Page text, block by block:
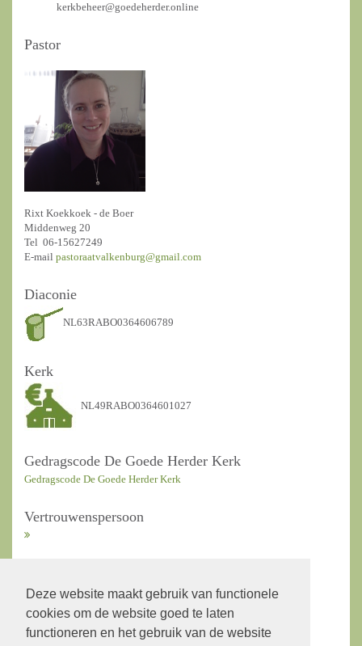
Deze website maakt gebruik van functionele
cookies om de website goed te laten
functioneren en het gebruik van de website
kerkbeheer@goedeherder.online
Pastor
Rixt Koekkoek - de Boer
Middenweg 20
Tel 06-15627249
E-mail pastoraatvalkenburg@gmail.com
Diaconie
NL63RABO0364606789
Kerk
NL49RABO0364601027
Gedragscode De Goede Herder Kerk
Gedragscode De Goede Herder Kerk
Vertrouwenspersoon
ANBI Diaconie